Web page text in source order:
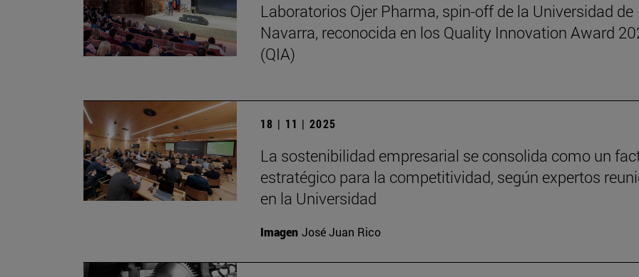
Laboratorios Ojer Pharma, spin-off de la Universidad de
Navarra, reconocida en los Quality Innovation Award
(QIA)
18 | 11 | 2025
La sostenibilidad empresarial se consolida como un
estratégico para la competitividad, según expertos
en la Universidad
Imagen José Juan Rico